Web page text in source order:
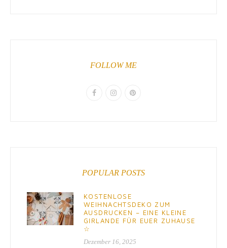
FOLLOW ME
POPULAR POSTS
KOSTENLOSE
WEIHNACHTSDEKO ZUM
AUSDRUCKEN – EINE KLEINE
GIRLANDE FÜR EUER ZUHAUSE
☆
Dezember 16, 2025